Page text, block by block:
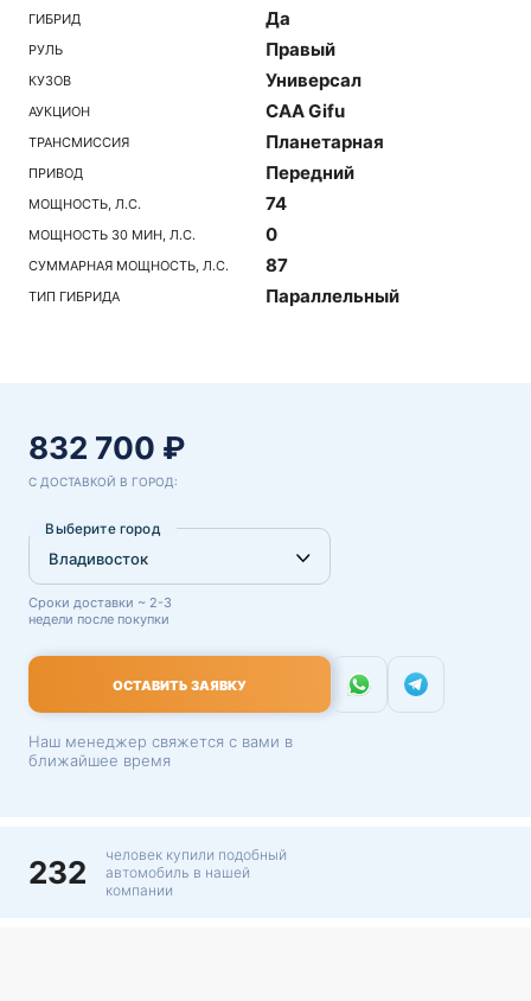
ГИБРИД Да
РУЛЬ Правый
КУЗОВ Универсал
АУКЦИОН CAA Gifu
ТРАНСМИССИЯ Планетарная
ПРИВОД Передний
МОЩНОСТЬ, Л.С. 74
МОЩНОСТЬ 30 МИН, Л.С. 0
СУММАРНАЯ МОЩНОСТЬ, Л.С. 87
ТИП ГИБРИДА Параллельный
832 700 ₽
С ДОСТАВКОЙ В ГОРОД:
Выберите город
Сроки доставки ~ 2-3
недели после покупки
ОСТАВИТЬ ЗАЯВКУ
Наш менеджер свяжется с вами в
ближайшее время
232
человек купили подобный
автомобиль в нашей
компании